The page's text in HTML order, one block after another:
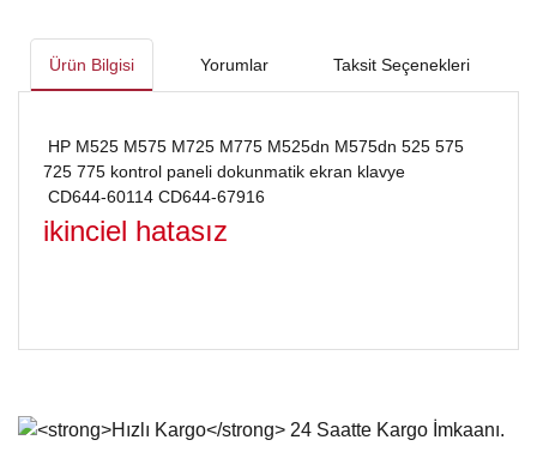
Ürün Bilgisi Yorumlar Taksit Seçenekleri
HP M525 M575 M725 M775 M525dn M575dn 525 575
725 775 kontrol paneli dokunmatik ekran klavye
CD644-60114 CD644-67916
ikinciel hatasız
Bu ürünün fiyat bilgisi, resim, ürün açıklamalarında ve diğer
Görüş ve önerileriniz için teşekkür ederiz.